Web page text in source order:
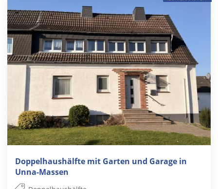
Doppelhaushälfte mit Garten und Garage in
Unna-Massen